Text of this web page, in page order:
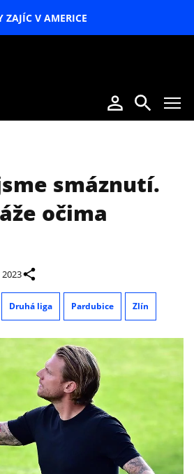
ZAJÍC V AMERICE
smáznutí.
očima
Druhá liga Pardubice Zlín